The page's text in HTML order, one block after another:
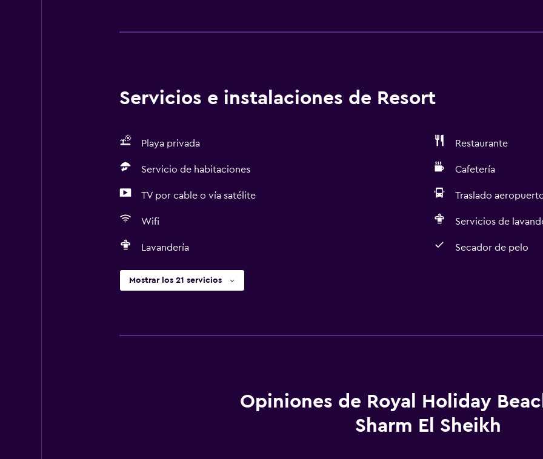
Servicios e instalaciones de Resort
Playa privada Restaurante
Servicio de habitaciones Cafetería
TV por cable o vía satélite Traslado
Wifi Servicios de
Lavandería Secador de pelo
Mostrar los 21 servicios
Opiniones de Royal Holiday
Sharm El Sheikh